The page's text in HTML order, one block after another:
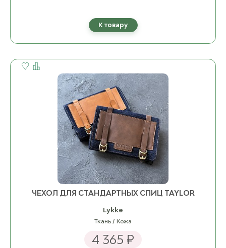
К товару
ЧЕХОЛ ДЛЯ СТАНДАРТНЫХ СПИЦ TAYLOR
Lykke
Ткань / Кожа
4 365 ₽